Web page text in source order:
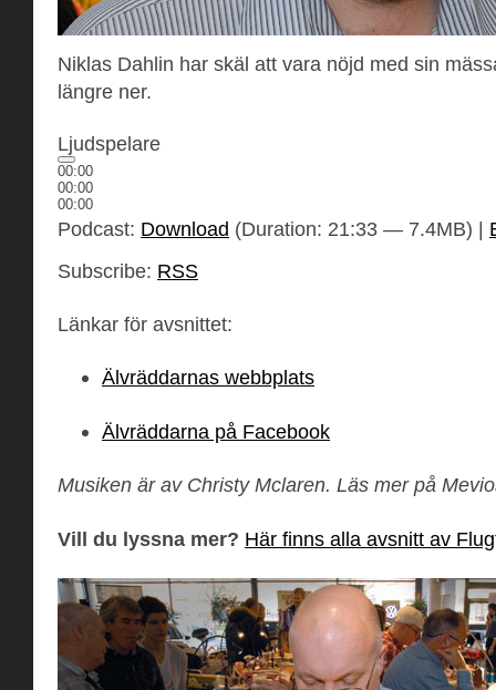
Niklas Dahlin har skäl att vara nöjd med sin
längre ner.
Ljudspelare
00:00
00:00
00:00
Podcast: Download (Duration: 21:33 — 7.4MB) |
Subscribe: RSS
Länkar för avsnittet:
Älvräddarnas webbplats
Älvräddarna på Facebook
Musiken är av Christy Mclaren. Läs mer på
Vill du lyssna mer? Här finns alla avsnitt av